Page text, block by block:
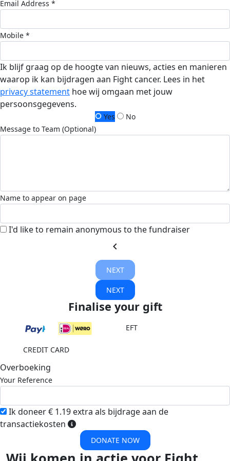
Email Address *
Mobile *
Ik blijf graag op de hoogte van nieuws, acties en manieren
waarop ik kan bijdragen aan Fight cancer. Lees in het
privacy statement hoe wij omgaan met jouw
persoonsgegevens.
Yes
No
Message to Team (Optional)
Name to appear on page
I'd like to remain anonymous to the fundraiser
chevron_left
NEXT
NEXT
Finalise your gift
EFT
CREDIT CARD
Overboeking
Your Reference
Ik doneer € 1.19 extra als bijdrage aan de
transactiekosten
DONATE NOW